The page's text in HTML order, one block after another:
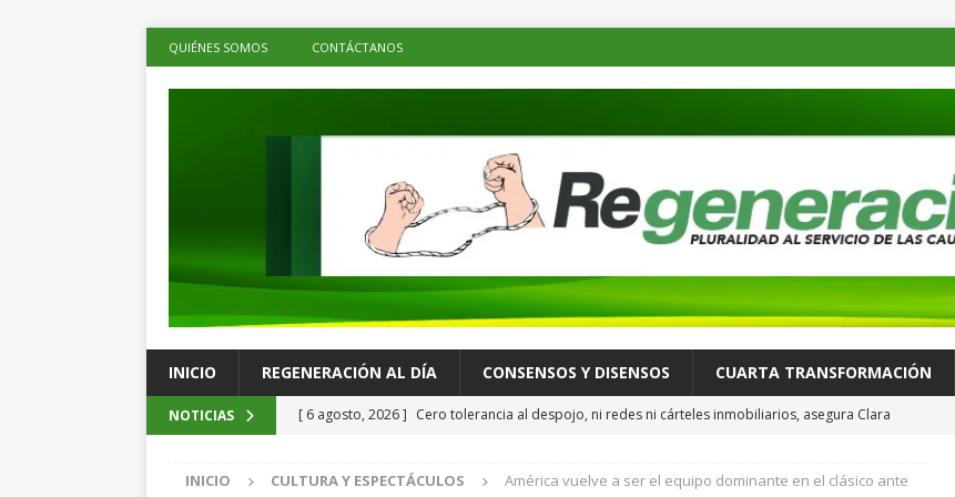
QUIÉNES SOMOS CONTÁCTANOS
INICIO REGENERACIÓN AL DÍA CONSENSOS Y DISENSOS CUARTA TRANSFORMACIÓN
NOTICIAS [ 6 agosto, 2026 ] Cero tolerancia al despojo, ni redes ni cárteles inmobiliarios, asegura Clara
ESTADOS
INICIO CULTURA Y ESPECTÁCULOS
América vuelve a ser el equipo dominante en el clásico ante